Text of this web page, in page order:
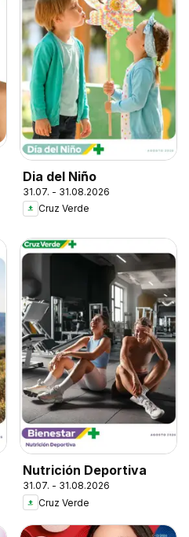
Dia del Niño
31.07. - 31.08.2026
Cruz Verde
Nutrición Deportiva
31.07. - 31.08.2026
Cruz Verde